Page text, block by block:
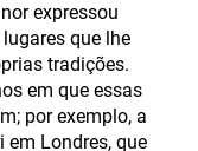
expressou
que lhe
tradições.
em que essas
por exemplo, a
em Londres, que